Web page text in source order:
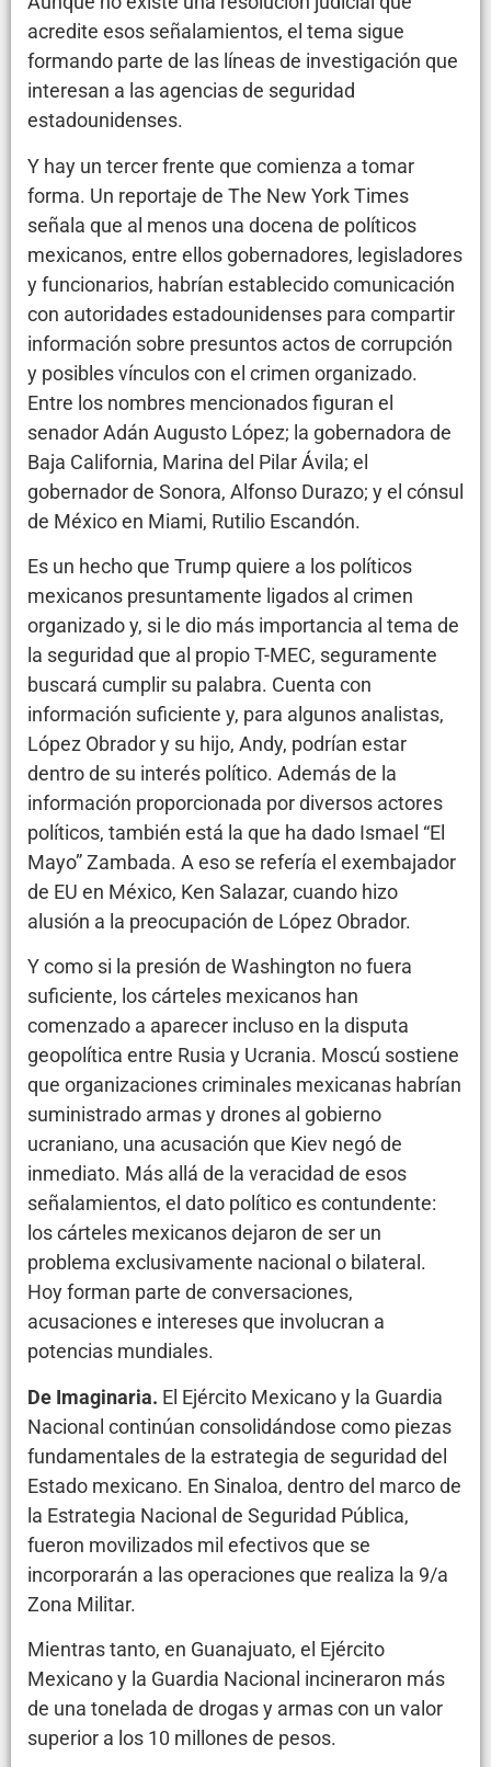
acredite esos señalamientos, el tema sigue
formando parte de las líneas de investigación que
interesan a las agencias de seguridad
estadounidenses.
Y hay un tercer frente que comienza a tomar
forma. Un reportaje de The New York Times
señala que al menos una docena de políticos
mexicanos, entre ellos gobernadores, legisladores
y funcionarios, habrían establecido comunicación
con autoridades estadounidenses para compartir
información sobre presuntos actos de corrupción
y posibles vínculos con el crimen organizado.
Entre los nombres mencionados figuran el
senador Adán Augusto López; la gobernadora de
Baja California, Marina del Pilar Ávila; el
gobernador de Sonora, Alfonso Durazo; y el cónsul
de México en Miami, Rutilio Escandón.
Es un hecho que Trump quiere a los políticos
mexicanos presuntamente ligados al crimen
organizado y, si le dio más importancia al tema de
la seguridad que al propio T-MEC, seguramente
buscará cumplir su palabra. Cuenta con
información suficiente y, para algunos analistas,
López Obrador y su hijo, Andy, podrían estar
dentro de su interés político. Además de la
información proporcionada por diversos actores
políticos, también está la que ha dado Ismael “El
Mayo” Zambada. A eso se refería el exembajador
de EU en México, Ken Salazar, cuando hizo
alusión a la preocupación de López Obrador.
Y como si la presión de Washington no fuera
suficiente, los cárteles mexicanos han
comenzado a aparecer incluso en la disputa
geopolítica entre Rusia y Ucrania. Moscú sostiene
que organizaciones criminales mexicanas habrían
suministrado armas y drones al gobierno
ucraniano, una acusación que Kiev negó de
inmediato. Más allá de la veracidad de esos
señalamientos, el dato político es contundente:
los cárteles mexicanos dejaron de ser un
problema exclusivamente nacional o bilateral.
Hoy forman parte de conversaciones,
acusaciones e intereses que involucran a
potencias mundiales.
De Imaginaria. El Ejército Mexicano y la Guardia
Nacional continúan consolidándose como piezas
fundamentales de la estrategia de seguridad del
Estado mexicano. En Sinaloa, dentro del marco de
la Estrategia Nacional de Seguridad Pública,
fueron movilizados mil efectivos que se
incorporarán a las operaciones que realiza la 9/a
Zona Militar.
Mientras tanto, en Guanajuato, el Ejército
Mexicano y la Guardia Nacional incineraron más
de una tonelada de drogas y armas con un valor
superior a los 10 millones de pesos.